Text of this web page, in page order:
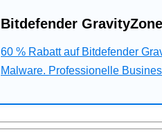
Bitdefender
60 % Rabatt auf Bitdefender
Malware. Professionelle